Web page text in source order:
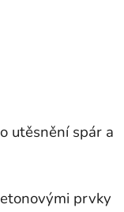
utěsnění spár a
prvky